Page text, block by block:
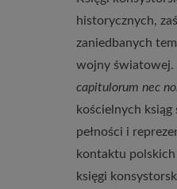
historycznych,
zaniedbanych
wojny światowej.
capitulorum nec
kościelnych
pełności i
kontaktu
księgi